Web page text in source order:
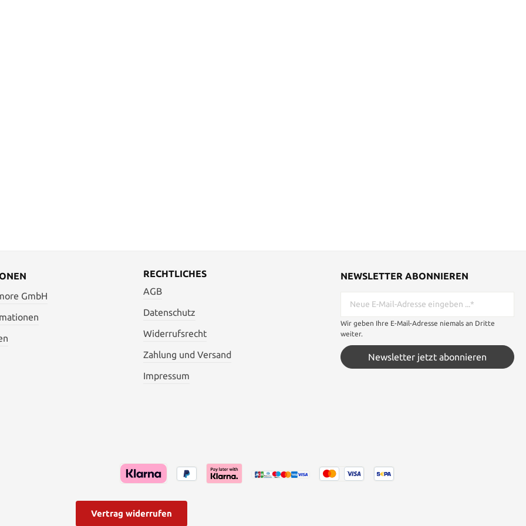
GmbH
RECHTLICHES
AGB
Datenschutz
Widerrufsrecht
Zahlung und Versand
Impressum
NEWSLETTER ABONNIEREN
Wir geben Ihre E-Mail-Adresse niemals an Dritte
weiter.
Newsletter jetzt abonnieren
Vertrag widerrufen